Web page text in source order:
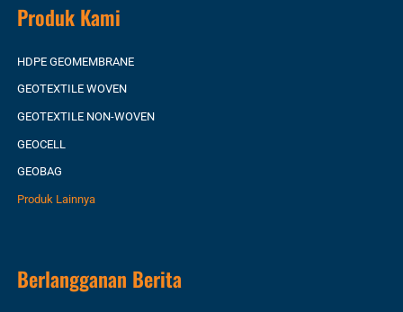
Produk Kami
HDPE GEOMEMBRANE
GEOTEXTILE WOVEN
GEOTEXTILE NON-WOVEN
GEOCELL
GEOBAG
Produk Lainnya
Berlangganan Berita